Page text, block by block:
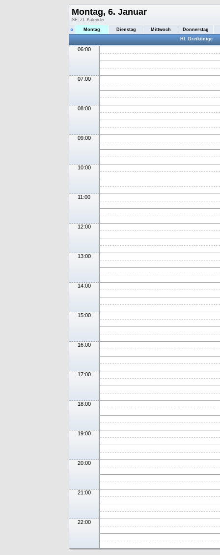
Montag, 6. Januar
SE_ZL Kalender
« Montag Dienstag Mittwoch
Donnerstag
Hl. Dreikönige
06:00
07:00
08:00
09:00
10:00
11:00
12:00
13:00
14:00
15:00
16:00
17:00
18:00
19:00
20:00
21:00
22:00